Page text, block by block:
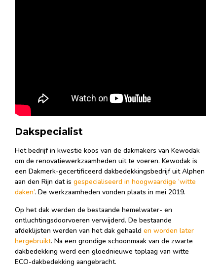
Dakspecialist
Het bedrijf in kwestie koos van de dakmakers van Kewodak
om de renovatiewerkzaamheden uit te voeren. Kewodak is
een Dakmerk-gecertificeerd dakbedekkingsbedrijf uit Alphen
aan den Rijn dat is gespecialiseerd in hoogwaardige ‘witte
daken’. De werkzaamheden vonden plaats in mei 2019.
Op het dak werden de bestaande hemelwater- en
ontluchtingsdoorvoeren verwijderd. De bestaande
afdeklijsten werden van het dak gehaald en worden later
hergebruikt. Na een grondige schoonmaak van de zwarte
dakbedekking werd een gloednieuwe toplaag van witte
ECO-dakbedekking aangebracht.